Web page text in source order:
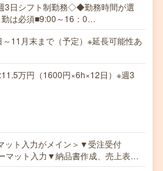
3日シフト制勤務◇◆勤務時間が選
は必須■9:00～16：0…
～11月末まで（予定）※延長可能性あ
万円（1600円×6h×12日）※週3
ット入力がメイン＞▼受注受付
マット入力▼納品書作成、売上表…